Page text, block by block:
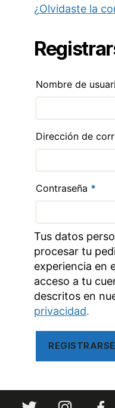
¿Olvidaste la
Nombre de
Dirección de
Contraseña *
Tus datos
procesar tu
experiencia en
acceso a tu
descritos en
privacidad.
REGISTRARSE